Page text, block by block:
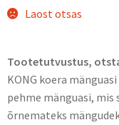
Laost otsas
Tootetutvustus,
KONG koera
pehme mänguasi, mis
õrnemateks